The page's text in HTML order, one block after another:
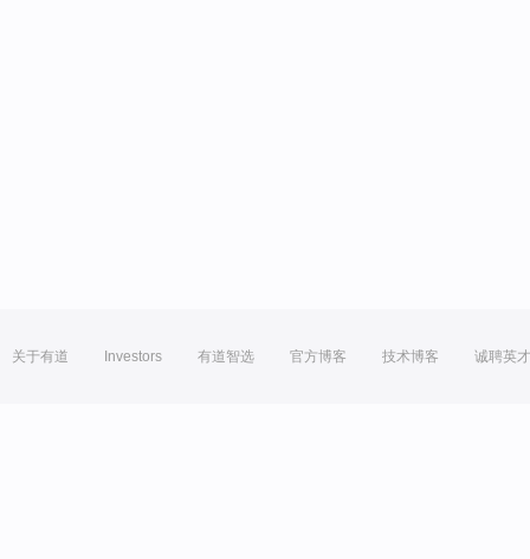
关于有道 Investors 有道智选 官方博客 技术博客 诚聘英才